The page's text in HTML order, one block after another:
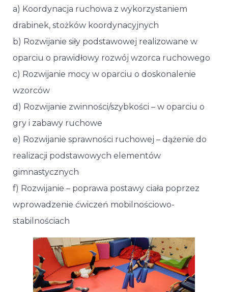
a) Koordynacja ruchowa z wykorzystaniem
drabinek, stożków koordynacyjnych
b) Rozwijanie siły podstawowej realizowane w
oparciu o prawidłowy rozwój wzorca ruchowego
c) Rozwijanie mocy w oparciu o doskonalenie
wzorców
d) Rozwijanie zwinności/szybkości – w oparciu o
gry i zabawy ruchowe
e) Rozwijanie sprawności ruchowej – dążenie do
realizacji podstawowych elementów
gimnastycznych
f) Rozwijanie – poprawa postawy ciała poprzez
wprowadzenie ćwiczeń mobilnościowo-
stabilnościach